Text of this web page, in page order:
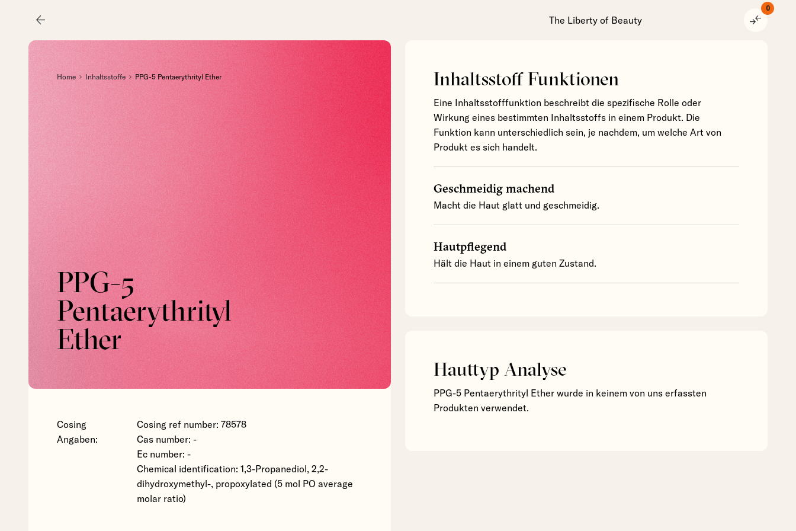
arrow_back The Liberty of Beauty compare_arrows
0
Home Inhaltsstoffe PPG-5 Pentaerythrityl Ether
PPG-5
Pentaerythrityl
Ether
Cosing
Angaben:
Cosing ref number: 78578
Cas number: -
Ec number: -
Chemical identification: 1,3-Propanediol, 2,2-
dihydroxymethyl-, propoxylated (5 mol PO average
molar ratio)
Inhaltsstoff Funktionen
Eine Inhaltsstofffunktion beschreibt die spezifische Rolle oder
Wirkung eines bestimmten Inhaltsstoffs in einem Produkt. Die
Funktion kann unterschiedlich sein, je nachdem, um welche Art von
Produkt es sich handelt.
Geschmeidig machend
Macht die Haut glatt und geschmeidig.
Hautpflegend
Hält die Haut in einem guten Zustand.
Hauttyp Analyse
PPG-5 Pentaerythrityl Ether wurde in keinem von uns erfassten
Produkten verwendet.